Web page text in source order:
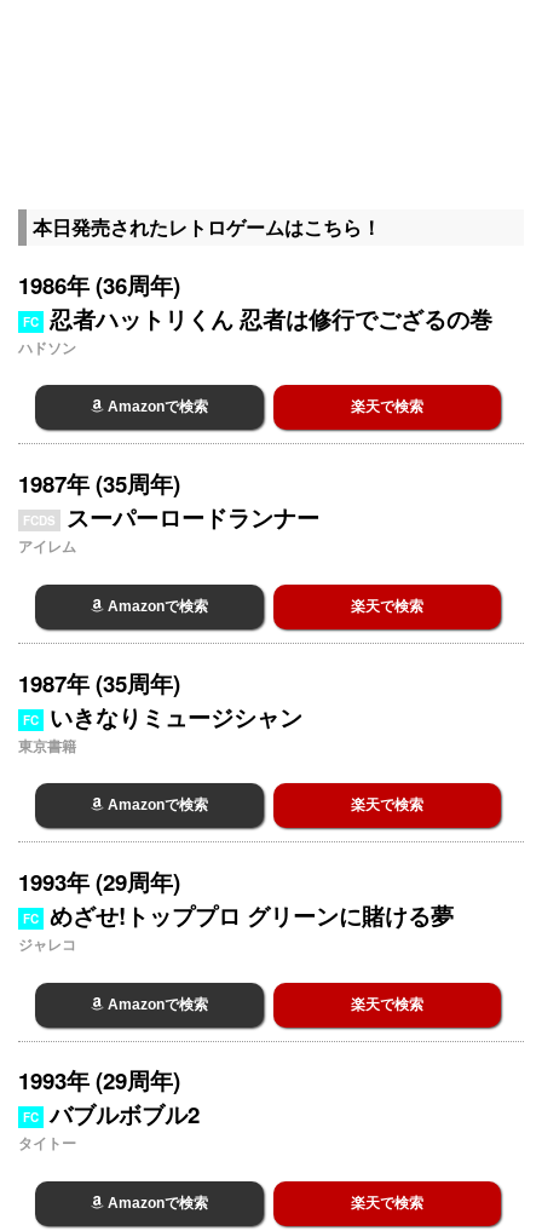
本日発売されたレトロゲームはこちら！
1986年 (36周年)
FC 忍者ハットリくん 忍者は修行でござるの巻
ハドソン
Amazonで検索 楽天で検索
1987年 (35周年)
FCDS スーパーロードランナー
アイレム
Amazonで検索 楽天で検索
1987年 (35周年)
FC いきなりミュージシャン
東京書籍
Amazonで検索 楽天で検索
1993年 (29周年)
FC めざせ!トッププロ グリーンに賭ける夢
ジャレコ
Amazonで検索 楽天で検索
1993年 (29周年)
FC バブルボブル2
タイトー
Amazonで検索 楽天で検索